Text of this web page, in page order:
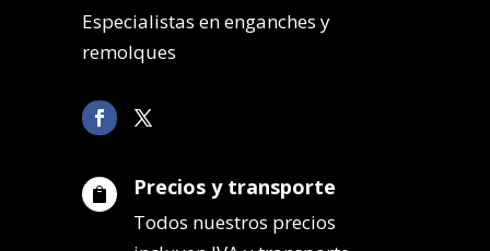
Especialistas en enganches y
remolques
 Precios y transporte
Todos nuestros precios